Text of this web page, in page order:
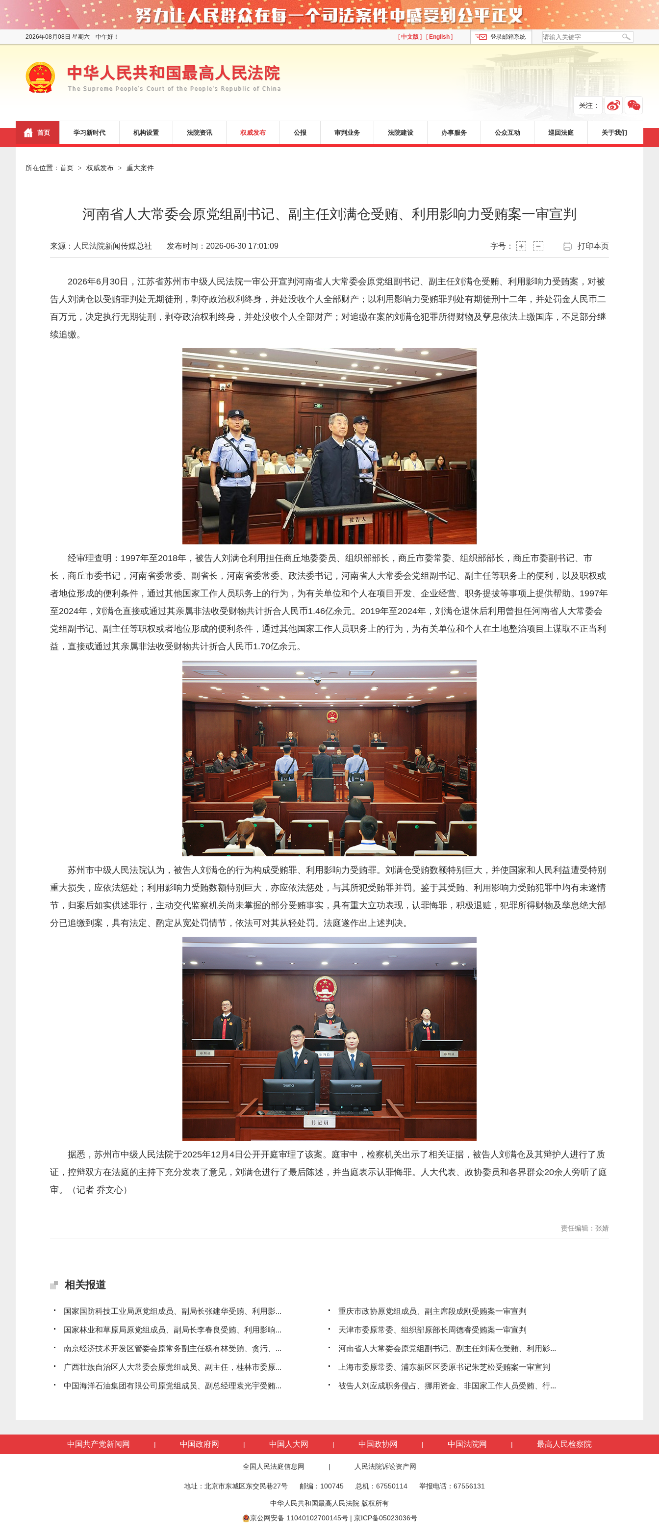
[中文版 ] [ English ]
2026年08月08日 星期六 中午好！ 登录邮箱系统
首页 学习新时代 机构设置 法院资讯 权威发布 公报 审判业务 法院建设 办事服务 公众互动 巡回法庭 关于我们
所在位置： 首页 > 权威发布 > 重大案件
河南省人大常委会原党组副书记、副主任刘满仓受贿、利用影响力受贿案一审宣判
来源：人民法院新闻传媒总社 发布时间：2026-06-30 17:01:09 字号： 打印本页
2026年6月30日，江苏省苏州市中级人民法院一审公开宣判河南省人大常委会原党组副书记、副主任刘满仓受贿、利用影响力受贿案，对被
告人刘满仓以受贿罪判处无期徒刑，剥夺政治权利终身，并处没收个人全部财产；以利用影响力受贿罪判处有期徒刑十二年，并处罚金人民币二
百万元，决定执行无期徒刑，剥夺政治权利终身，并处没收个人全部财产；对追缴在案的刘满仓犯罪所得财物及孳息依法上缴国库，不足部分继
续追缴。
经审理查明：1997年至2018年，被告人刘满仓利用担任商丘地委委员、组织部部长，商丘市委常委、组织部部长，商丘市委副书记、市
长，商丘市委书记，河南省委常委、副省长，河南省委常委、政法委书记，河南省人大常委会党组副书记、副主任等职务上的便利，以及职权或
者地位形成的便利条件，通过其他国家工作人员职务上的行为，为有关单位和个人在项目开发、企业经营、职务提拔等事项上提供帮助。1997年
至2024年，刘满仓直接或通过其亲属非法收受财物共计折合人民币1.46亿余元。2019年至2024年，刘满仓退休后利用曾担任河南省人大常委会
党组副书记、副主任等职权或者地位形成的便利条件，通过其他国家工作人员职务上的行为，为有关单位和个人在土地整治项目上谋取不正当利
益，直接或通过其亲属非法收受财物共计折合人民币1.70亿余元。
苏州市中级人民法院认为，被告人刘满仓的行为构成受贿罪、利用影响力受贿罪。刘满仓受贿数额特别巨大，并使国家和人民利益遭受特别
重大损失，应依法惩处；利用影响力受贿数额特别巨大，亦应依法惩处，与其所犯受贿罪并罚。鉴于其受贿、利用影响力受贿犯罪中均有未遂情
节，归案后如实供述罪行，主动交代监察机关尚未掌握的部分受贿事实，具有重大立功表现，认罪悔罪，积极退赃，犯罪所得财物及孳息绝大部
分已追缴到案，具有法定、酌定从宽处罚情节，依法可对其从轻处罚。法庭遂作出上述判决。
据悉，苏州市中级人民法院于2025年12月4日公开开庭审理了该案。庭审中，检察机关出示了相关证据，被告人刘满仓及其辩护人进行了质
证，控辩双方在法庭的主持下充分发表了意见，刘满仓进行了最后陈述，并当庭表示认罪悔罪。人大代表、政协委员和各界群众20余人旁听了庭
审。（记者 乔文心）
责任编辑：张婧
相关报道
国家国防科技工业局原党组成员、副局长张建华受贿、利用影... 重庆市政协原党组成员、副主席段成刚受贿案一审宣判
国家林业和草原局原党组成员、副局长李春良受贿、利用影响... 天津市委原常委、组织部原部长周德睿受贿案一审宣判
南京经济技术开发区管委会原常务副主任杨有林受贿、贪污、... 河南省人大常委会原党组副书记、副主任刘满仓受贿、利用影...
广西壮族自治区人大常委会原党组成员、副主任，桂林市委原... 上海市委原常委、浦东新区区委原书记朱芝松受贿案一审宣判
中国海洋石油集团有限公司原党组成员、副总经理袁光宇受贿... 被告人刘应成职务侵占、挪用资金、非国家工作人员受贿、行...
中国共产党新闻网 | 中国政府网 | 中国人大网 | 中国政协网 | 中国法院网 | 最高人民检察院
全国人民法庭信息网 | 人民法院诉讼资产网
地址：北京市东城区东交民巷27号 邮编：100745 总机：67550114 举报电话：67556131
中华人民共和国最高人民法院 版权所有
京公网安备 11040102700145号 | 京ICP备05023036号